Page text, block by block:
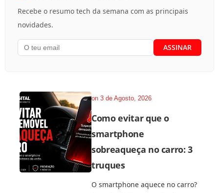
Recebe o resumo tech da semana com as principais
novidades.
on3 de Agosto, 2026
Como evitar que o
smartphone
sobreaqueça no carro: 3
truques
O smartphone aquece no carro?